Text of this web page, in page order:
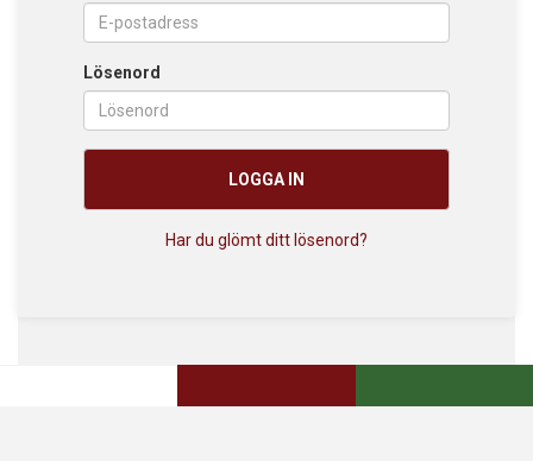
Lösenord
LOGGA IN
Har du glömt ditt lösenord?